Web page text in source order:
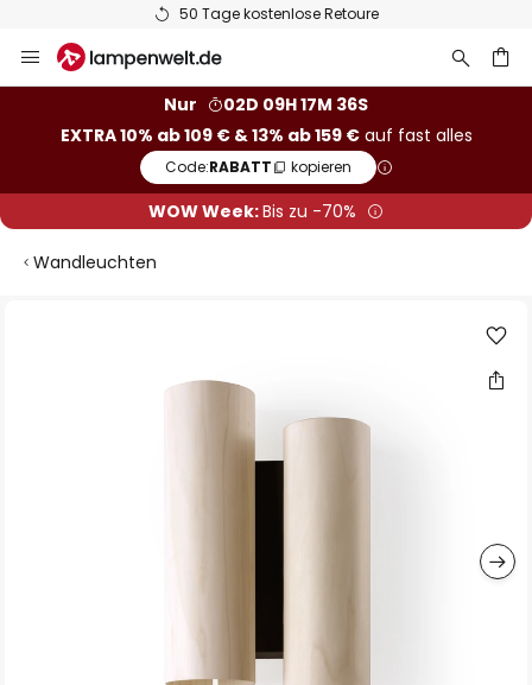
50 Tage kostenlose Retoure
Inhalt
Nur
02D 09H 17M 36S
EXTRA 10% ab 109 € & 13% ab 159 €auf fast alles
Code:RABATT kopieren
WOW Week:Bis zu -70%
Wandleuchten